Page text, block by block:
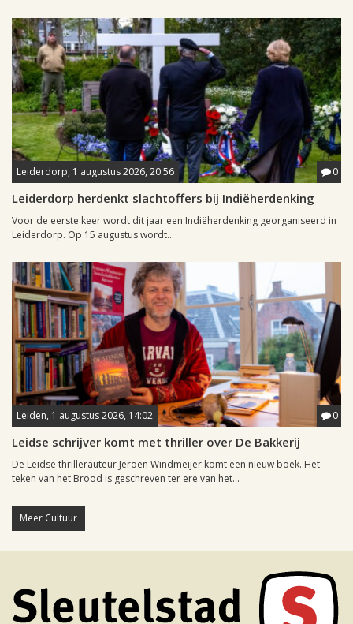
Leiderdorp, 1 augustus 2026, 20:56 0
Leiderdorp herdenkt slachtoffers bij Indiëherdenking
Voor de eerste keer wordt dit jaar een Indiëherdenking georganiseerd in
Leiderdorp. Op 15 augustus wordt...
Leiden, 1 augustus 2026, 14:02 0
Leidse schrijver komt met thriller over De Bakkerij
De Leidse thrillerauteur Jeroen Windmeijer komt een nieuw boek. Het
teken van het Brood is geschreven ter ere van het...
Meer Cultuur